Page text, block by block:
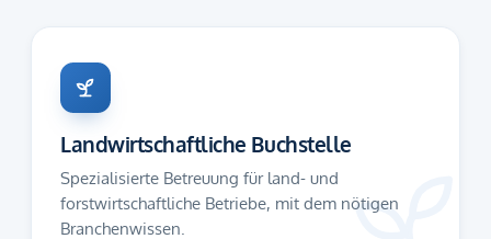
Landwirtschaftliche Buchstelle
Spezialisierte Betreuung für land- und
forstwirtschaftliche Betriebe, mit dem nötigen
Branchenwissen.